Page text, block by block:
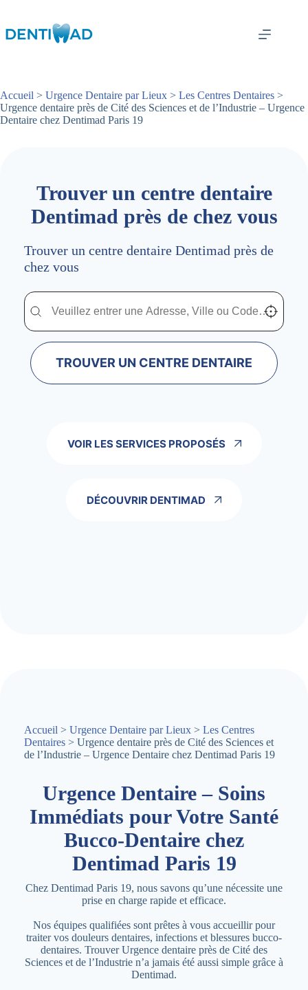
contenu
Accueil > Urgence Dentaire par Lieux > Les Centres Dentaires >
Urgence dentaire près de Cité des Sciences et de l’Industrie – Urgence
Dentaire chez Dentimad Paris 19
Trouver un centre dentaire
Dentimad près de chez vous
Trouver un centre dentaire Dentimad près de
chez vous
Trouver un centre dentaire Dentimad près de
Trouver un centre dentaire Dentimad près de chez vous Localisez-
TROUVER UN CENTRE DENTAIRE
VOIR LES SERVICES PROPOSÉS
DÉCOUVRIR DENTIMAD
Accueil > Urgence Dentaire par Lieux > Les Centres
Dentaires > Urgence dentaire près de Cité des Sciences et
de l’Industrie – Urgence Dentaire chez Dentimad Paris 19
Urgence Dentaire – Soins
Immédiats pour Votre Santé
Bucco-Dentaire chez
Dentimad Paris 19
Chez Dentimad Paris 19, nous savons qu’une nécessite une
prise en charge rapide et efficace.
Nos équipes qualifiées sont prêtes à vous accueillir pour
traiter vos douleurs dentaires, infections et blessures bucco-
dentaires. Trouver Urgence dentaire près de Cité des
Sciences et de l’Industrie n’a jamais été aussi simple grâce à
Dentimad.